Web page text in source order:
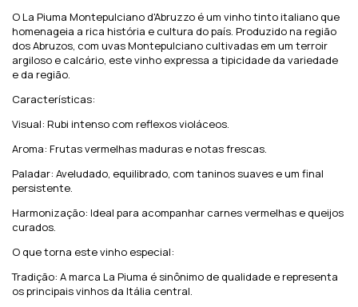
O La Piuma Montepulciano d'Abruzzo é um vinho tinto italiano que
homenageia a rica história e cultura do país. Produzido na região
dos Abruzos, com uvas Montepulciano cultivadas em um terroir
argiloso e calcário, este vinho expressa a tipicidade da variedade
e da região.
Características:
Visual: Rubi intenso com reflexos violáceos.
Aroma: Frutas vermelhas maduras e notas frescas.
Paladar: Aveludado, equilibrado, com taninos suaves e um final
persistente.
Harmonização: Ideal para acompanhar carnes vermelhas e queijos
curados.
O que torna este vinho especial:
Tradição: A marca La Piuma é sinônimo de qualidade e representa
os principais vinhos da Itália central.